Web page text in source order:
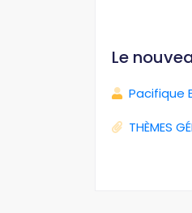
Le
Pacifique
THÈMES